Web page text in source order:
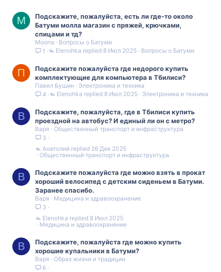
M
Подскажите, пожалуйста, есть ли где-то около
Батуми молла магазин с пряжей, крючками,
спицами и тд?
Moona
Вопросы о Батуми
1
Вопросы о Батуми
8 Июл 2025
Elenohka
П
Подскажите пожалуйста где недорого купить
комплектующие для компьютера в Тбилиси?
Павел Бушин
Электроника и техника
4
Электроника и техника
8 Июл 2025
Elenohka
В
Подскажите, пожалуйста, где в Тбилиси купить
проездной на автобус? И единый ли он с метро?
Варя
Общественный транспорт и инфраструктура
3
Общественный транспорт и инфраструктура
26 Дек 2025
Анатолий
В
Подскажите пожалуйста где можно взять в прокат
хороший велосипед с детским сиденьем в Батуми.
Заранее спасибо.
Варя
Медицина и здравоохранение
3
Медицина и здравоохранение
8 Июл 2025
Elenohka
В
Подскажите, пожалуйста где можно купить
хорошие купальники в Батуми?
Варя
Образ жизни и традиции
6